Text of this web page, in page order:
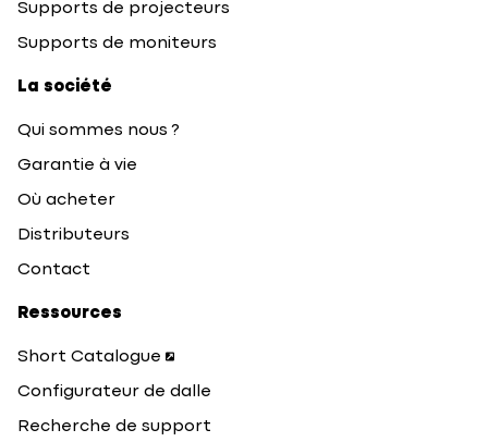
Supports de projecteurs
Supports de moniteurs
La société
Qui sommes nous ?
Garantie à vie
Où acheter
Distributeurs
Contact
Ressources
Short Catalogue
Configurateur de dalle
Recherche de support